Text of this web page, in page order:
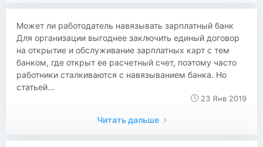
​​Может ли работодатель навязывать зарплатный банк
Для организации выгоднее заключить единый договор
на открытие и обслуживание зарплатных карт с тем
банком, где открыт ее расчетный счет, поэтому часто
работники сталкиваются с навязыванием банка. Но
статьей...
23 Янв 2019
Читать дальше